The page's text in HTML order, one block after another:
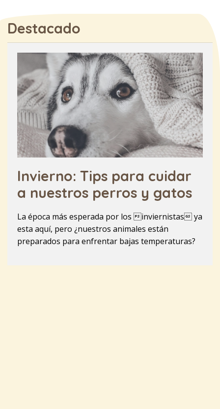
Destacado
Invierno: Tips para cuidar
a nuestros perros y gatos
La época más esperada por los inviernistas ya
esta aquí, pero ¿nuestros animales están
preparados para enfrentar bajas temperaturas?